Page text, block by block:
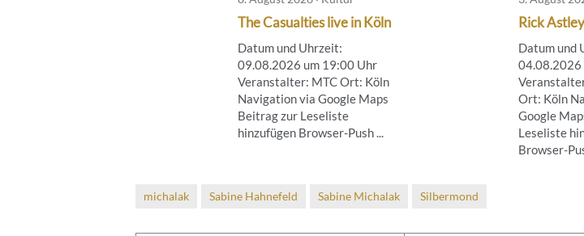
The Casualties live in Köln
Datum und Uhrzeit:
09.08.2026 um 19:00 Uhr
Veranstalter: MTC Ort: Köln
Navigation via Google Maps
Beitrag zur Leseliste
hinzufügen Browser-Push ...
Rick
Datum und
04.08.2026
Ort: Köln
Google
Leseliste
Browser-
michalak Sabine Hahnefeld Sabine Michalak Silbermond